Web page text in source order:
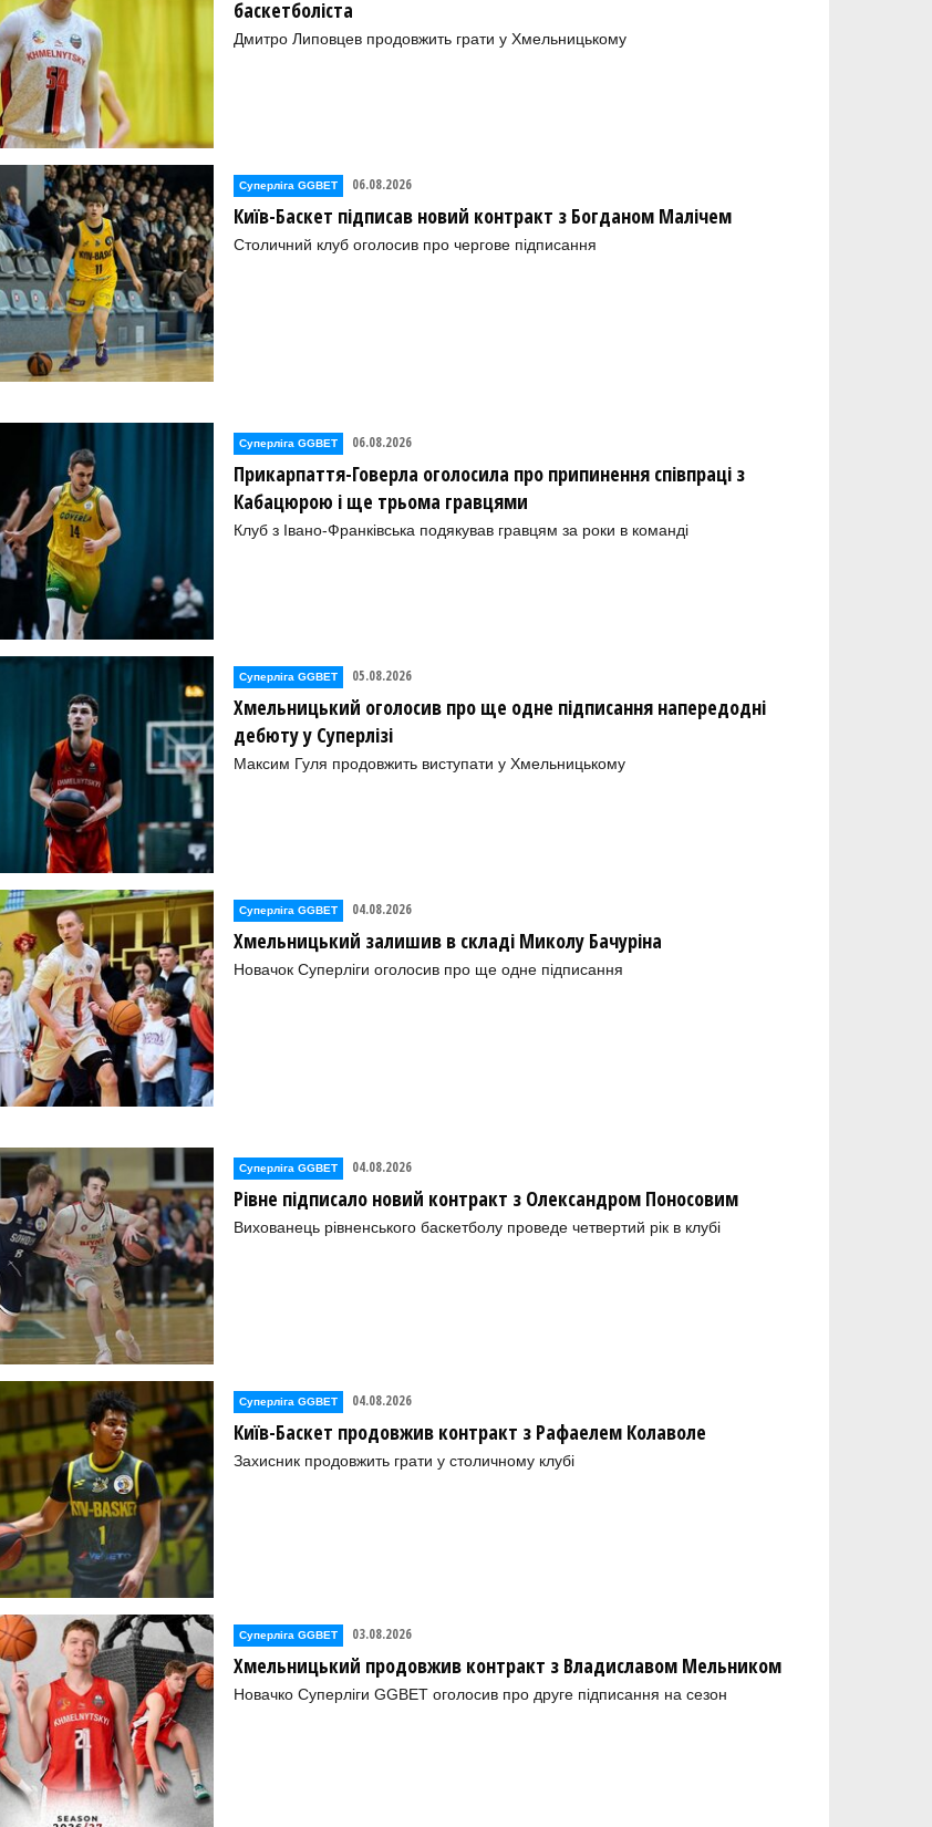
баскетболіста
Дмитро Липовцев продовжить грати у Хмельницькому
Суперліга GGBET 06.08.2026
Київ-Баскет підписав новий контракт з Богданом Малічем
Столичний клуб оголосив про чергове підписання
Суперліга GGBET 06.08.2026
Прикарпаття-Говерла оголосила про припинення співпраці з
Кабацюрою і ще трьома гравцями
Клуб з Івано-Франківська подякував гравцям за роки в команді
Суперліга GGBET 05.08.2026
Хмельницький оголосив про ще одне підписання напередодні
дебюту у Суперлізі
Максим Гуля продовжить виступати у Хмельницькому
Суперліга GGBET 04.08.2026
Хмельницький залишив в складі Миколу Бачуріна
Новачок Суперліги оголосив про ще одне підписання
Суперліга GGBET 04.08.2026
Рівне підписало новий контракт з Олександром Поносовим
Вихованець рівненського баскетболу проведе четвертий рік в клубі
Суперліга GGBET 04.08.2026
Київ-Баскет продовжив контракт з Рафаелем Колаволе
Захисник продовжить грати у столичному клубі
Суперліга GGBET 03.08.2026
Хмельницький продовжив контракт з Владиславом Мельником
Новачко Суперліги GGBET оголосив про друге підписання на сезон